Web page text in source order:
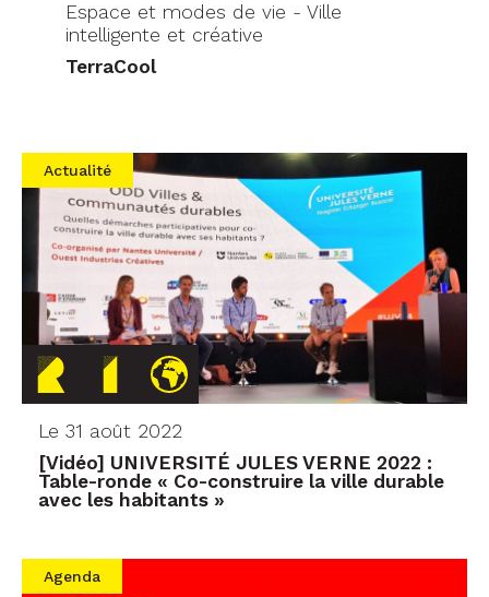
Espace et modes de vie - Ville
intelligente et créative
TerraCool
Actualité
Le 31 août 2022
[Vidéo] UNIVERSITÉ JULES VERNE 2022 :
Table-ronde « Co-construire la ville durable
avec les habitants »
Agenda